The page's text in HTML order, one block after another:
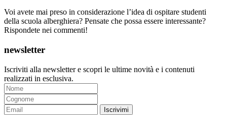
Voi avete mai preso in considerazione l’idea di ospitare studenti
della scuola alberghiera? Pensate che possa essere interessante?
Rispondete nei commenti!
newsletter
Iscriviti alla newsletter e scopri le ultime novità e i contenuti
realizzati in esclusiva.
Iscrivimi